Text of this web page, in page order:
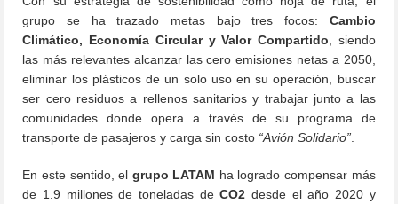
grupo se ha trazado metas bajo tres focos: Cambio
Climático, Economía Circular y Valor Compartido , siendo
las más relevantes alcanzar las cero emisiones netas a 2050,
eliminar los plásticos de un solo uso en su operación, buscar
ser cero residuos a rellenos sanitarios y trabajar junto a las
comunidades donde opera a través de su programa de
transporte de pasajeros y carga sin costo “Avión Solidario”
En este sentido, el grupo LATAM ha logrado compensar más
de 1.9 millones de toneladas deCO2 desde el año 2020 y